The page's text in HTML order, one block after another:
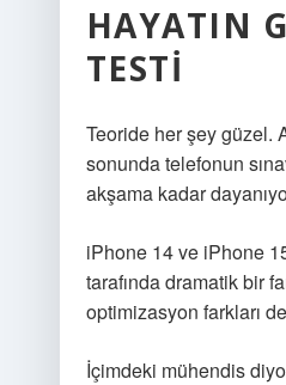
HAYATIN
TESTI
Teoride her şey güzel.
sonunda telefonun
akşama kadar
iPhone 14 ve iPhone
tarafında dramatik bir
optimizasyon farkları
İçimdeki mühendis